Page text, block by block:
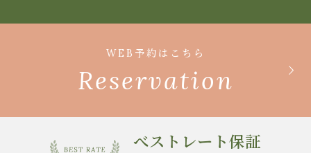
WEB予約はこちら
Reservation
べストレート保証